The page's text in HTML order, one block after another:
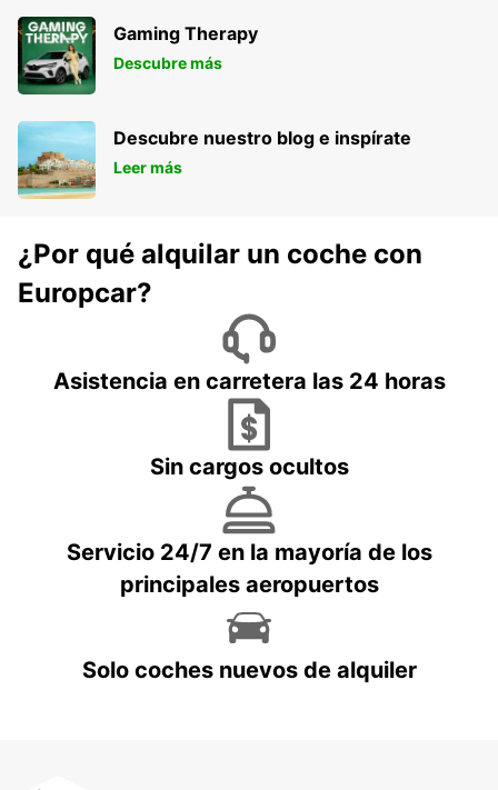
Gaming Therapy
Descubre más
Descubre nuestro blog e inspírate
Leer más
¿Por qué alquilar un coche con
Europcar?
Asistencia en carretera las 24 horas
Sin cargos ocultos
Servicio 24/7 en la mayoría de los
principales aeropuertos
Solo coches nuevos de alquiler